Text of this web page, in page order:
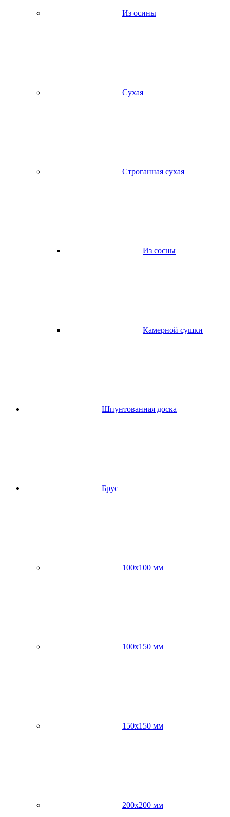
Из осины
Сухая
Строганная сухая
Из сосны
Камерной сушки
Шпунтованная доска
Брус
100х100 мм
100х150 мм
150х150 мм
200х200 мм